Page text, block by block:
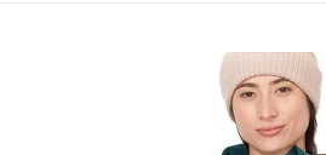
AFTEE先享後付是「在收到商品之後才付款